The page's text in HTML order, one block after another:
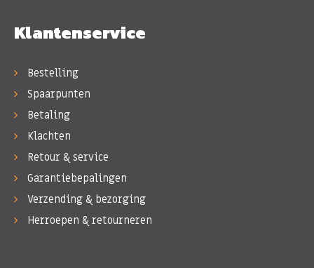
Klantenservice
Bestelling
Spaarpunten
Betaling
Klachten
Retour & service
Garantiebepalingen
Verzending & bezorging
Herroepen & retourneren